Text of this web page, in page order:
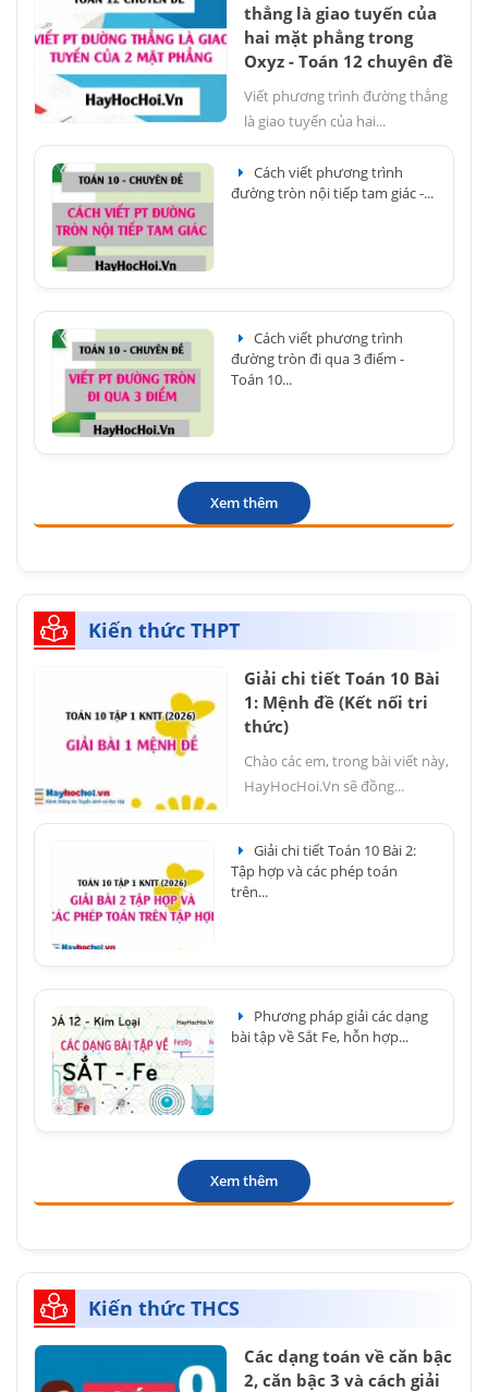
thẳng là giao tuyến của
hai mặt phẳng trong
Oxyz - Toán 12 chuyên đề
Viết phương trình đường thẳng
là giao tuyến của hai...
Cách viết phương trình
đường tròn nội tiếp tam giác -...
Cách viết phương trình
đường tròn đi qua 3 điểm -
Toán 10...
Xem thêm
Kiến thức THPT
Giải chi tiết Toán 10 Bài
1: Mệnh đề (Kết nối tri
thức)
Chào các em, trong bài viết này,
HayHocHoi.Vn sẽ đồng...
Giải chi tiết Toán 10 Bài 2:
Tập hợp và các phép toán
trên...
Phương pháp giải các dạng
bài tập về Sắt Fe, hỗn hợp...
Xem thêm
Kiến thức THCS
Các dạng toán về căn bậc
2, căn bậc 3 và cách giải